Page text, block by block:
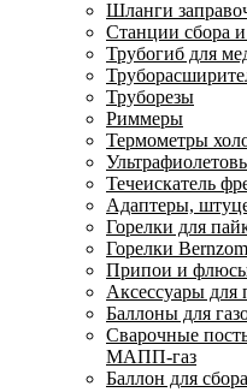
Шланги
Станции сбора
Трубогиб для
Труборезы
Риммеры
Термометры
Течеискатель
Адаптеры,
Горелки для
Горелки
Припои и
Аксессуары для
Баллоны для
Сварочные
МАПП-газ
Баллон для